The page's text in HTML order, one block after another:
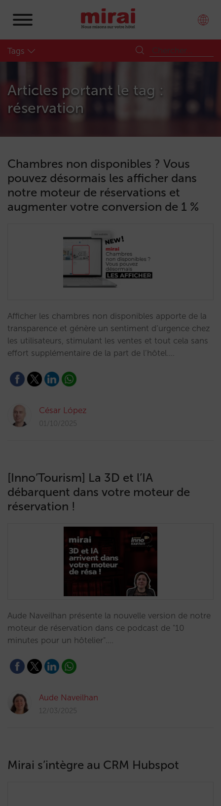
Tags
Articles portant le tag :
réservation
Chambres non disponibles ? Vous
pouvez désormais les afficher dans
notre moteur de réservations et
augmenter votre conversion de 1 %
Afficher les chambres non disponibles apporte de la
transparence et génère un sentiment d’urgence chez
les utilisateurs, stimulant les ventes et tout cela sans
effort supplémentaire de la part de l’hôtel.…
César López
01/10/2025
[Inno’Tourism] La 3D et l’IA
débarquent dans votre moteur de
réservation !
Aude Naveilhan présente la nouvelle version de notre
moteur de réservation dans ce podcast de "10
minutes pour un hôtelier".…
Aude Naveilhan
12/03/2025
Mirai s’intègre au CRM Hubspot